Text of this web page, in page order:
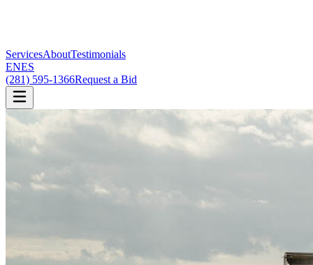
ServicesAboutTestimonials
ENES
(281) 595-1366Request a Bid